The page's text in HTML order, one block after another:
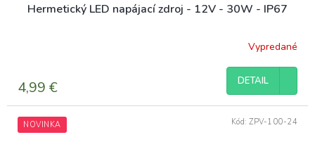
Hermetický LED napájací zdroj - 12V - 30W - IP67
Vypredané
4,99 € DETAIL
NOVINKA Kód: ZPV-100-24